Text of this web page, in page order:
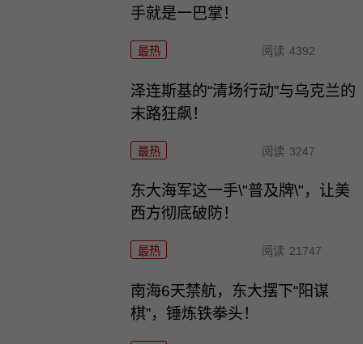
手就是一巴掌！
最热 阅读 4392
泽连斯基的“清场行动”与乌克兰的
末路狂飙！
最热 阅读 3247
东大海军这一手\"普及牌\"，让美
西方彻底破防！
最热 阅读 21747
南海6天禁航，东大摆下“阳谋
棋”，锤炼铁拳头！